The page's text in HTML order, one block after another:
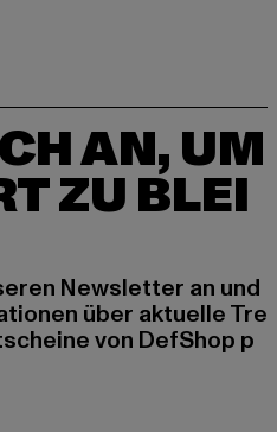
AN, UM
ZU BLEI
Newsletter an und
über aktuelle Tre
von DefShop p